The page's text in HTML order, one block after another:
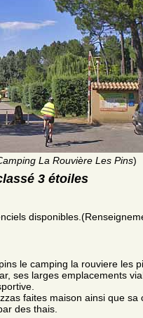
La Rouvière Les Pins)
3 étoiles
le camping la rouviere les
ses larges emplacements
faites maison ainsi que sa
des thais.